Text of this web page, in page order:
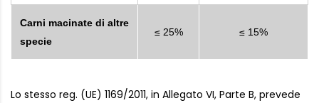
Carni macinate di altre
specie
≤ 25% ≤ 15%
Lo stesso reg. (UE) 1169/2011, in Allegato VI, Parte B, prevede